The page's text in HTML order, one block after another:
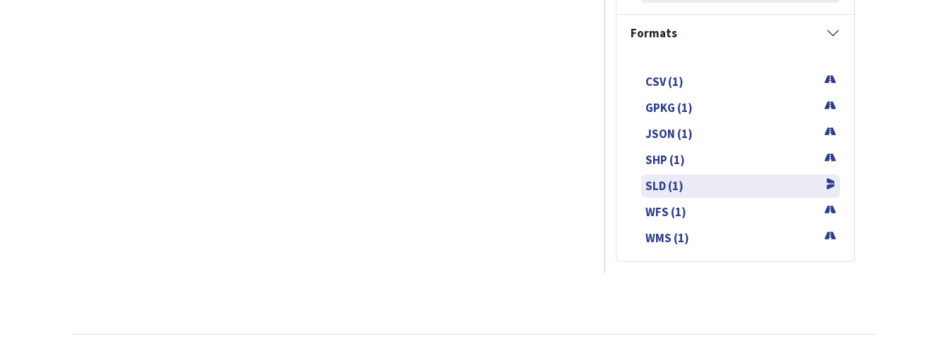
Formats
CSV (1)
GPKG (1)
JSON (1)
SHP (1)
SLD (1)
WFS (1)
WMS (1)